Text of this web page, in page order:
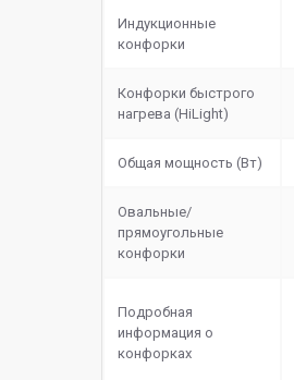
Индукционные
конфорки
Конфорки быстрого
нагрева (HiLight)
Общая мощность (Вт)
Овальные/
прямоугольные
конфорки
Подробная
информация о
конфорках